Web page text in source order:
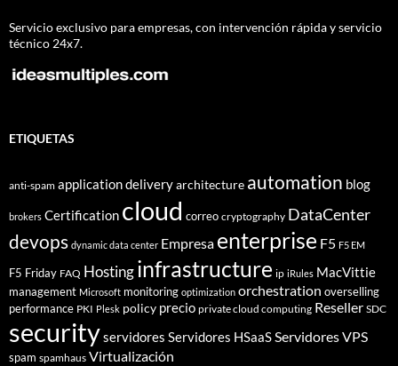
Servicio exclusivo para empresas, con intervención rápida y servicio
técnico 24x7.
ETIQUETAS
anti-spam application deliveryarchitecture automation blog
brokers Certification cloud correo cryptography DataCenter
devops dynamic data center Empresa enterprise F5 F5 EM
F5 Friday FAQ Hostinginfrastructure ip iRules MacVittie
management Microsoft monitoring optimization orchestration overselling
performance PKI Plesk policy precio private cloud computing Reseller SDC
securityservidores Servidores HSaaSServidores VPS
spam spamhaus Virtualización